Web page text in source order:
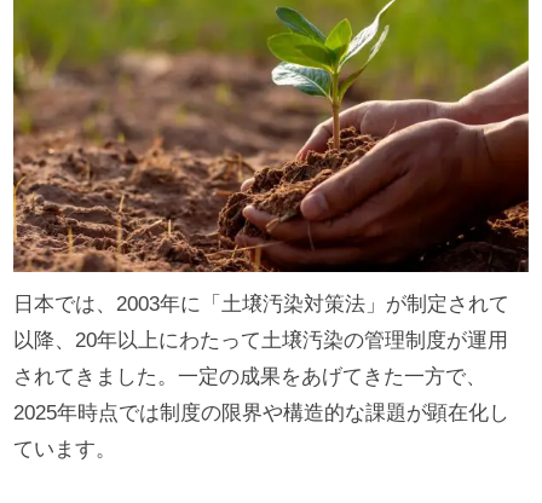
日本では、2003年に「土壌汚染対策法」が制定されて
以降、20年以上にわたって土壌汚染の管理制度が運用
されてきました。一定の成果をあげてきた一方で、
2025年時点では制度の限界や構造的な課題が顕在化し
ています。